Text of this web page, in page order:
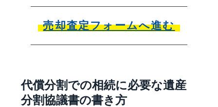
売却査定フォームへ進む
代償分割での相続に必要な遺産
分割協議書の書き方